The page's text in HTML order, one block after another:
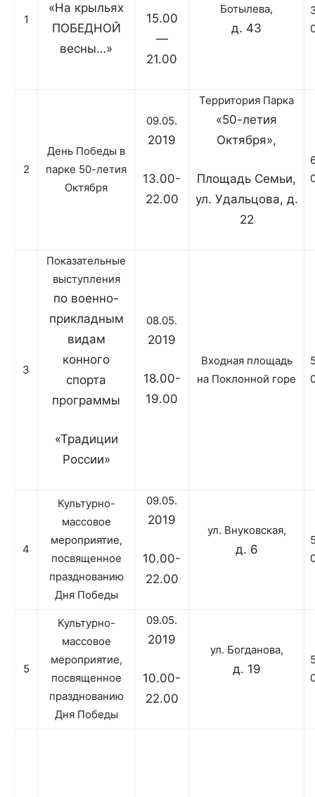
1
«На крыльях
ПОБЕДНОЙ
весны…»
15.00
—
21.00
Ботылева,
д. 43
2
День Победы в
парке 50-летия
Октября
09.05.
2019
13.00-
22.00
Территория Парка
«50-летия
Октября»,
Площадь Семьи,
ул. Удальцова, д.
22
3
Показательные
выступления
по военно-
прикладным
видам
конного
спорта
программы
«Традиции
России»
08.05.
2019
18.00-
19.00
Входная площадь
на Поклонной горе
4
Культурно-
массовое
мероприятие,
посвященное
празднованию
Дня Победы
09.05.
2019
10.00-
22.00
ул. Внуковская,
д. 6
5
Культурно-
массовое
мероприятие,
посвященное
празднованию
Дня Победы
09.05.
2019
10.00-
22.00
ул. Богданова,
д. 19